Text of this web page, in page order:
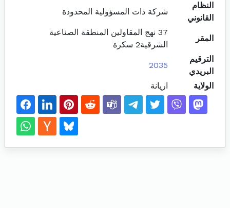
النظام
القانوني
شركة ذات المسؤولية المحدودة
المقر
37 نهج المقاولين المنطقة الصناعية
الشرقية2 سكرة
الترقيم
البريدي
2035
الولاية اريانة